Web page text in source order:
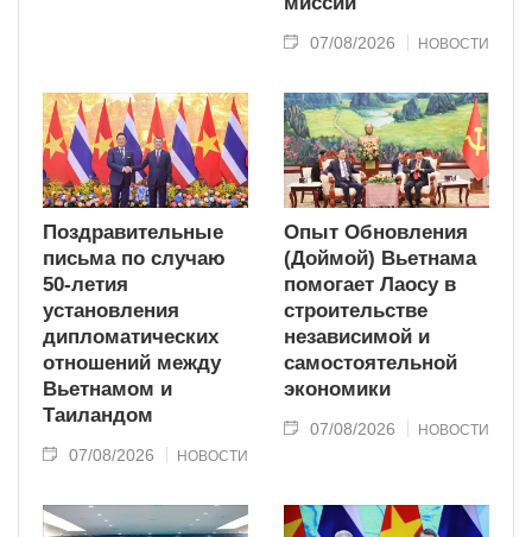
07/08/2026 НОВОСТИ
Поздравительные
письма по случаю
50-летия
установления
дипломатических
отношений между
Вьетнамом и
Таиландом
07/08/2026 НОВОСТИ
Опыт Обновления
(Доймой) Вьетнама
помогает Лаосу в
строительстве
независимой и
самостоятельной
экономики
07/08/2026 НОВОСТИ